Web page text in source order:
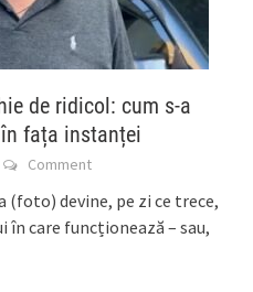
de ridicol: cum s-a
fața instanței
Comment
(foto) devine, pe zi ce trece,
care funcționează – sau,